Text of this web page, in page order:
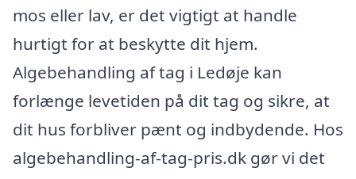
mos eller lav, er det vigtigt at handle
hurtigt for at beskytte dit hjem.
Algebehandling af tag i Ledøje kan
forlænge levetiden på dit tag og sikre, at
dit hus forbliver pænt og indbydende. Hos
algebehandling-af-tag-pris.dk gør vi det